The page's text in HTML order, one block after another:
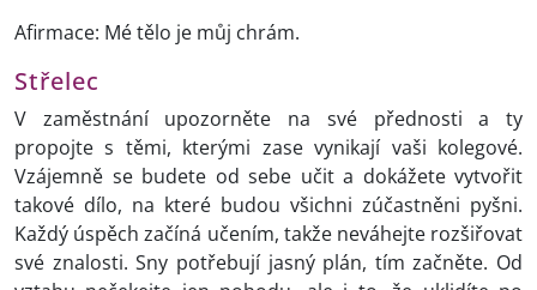
Afirmace: Mé tělo je můj chrám.
Střelec
V zaměstnání upozorněte na své přednosti a ty
propojte s těmi, kterými zase vynikají vaši kolegové.
Vzájemně se budete od sebe učit a dokážete vytvořit
takové dílo, na které budou všichni zúčastněni pyšni.
Každý úspěch začíná učením, takže neváhejte rozšiřovat
své znalosti. Sny potřebují jasný plán, tím začněte. Od